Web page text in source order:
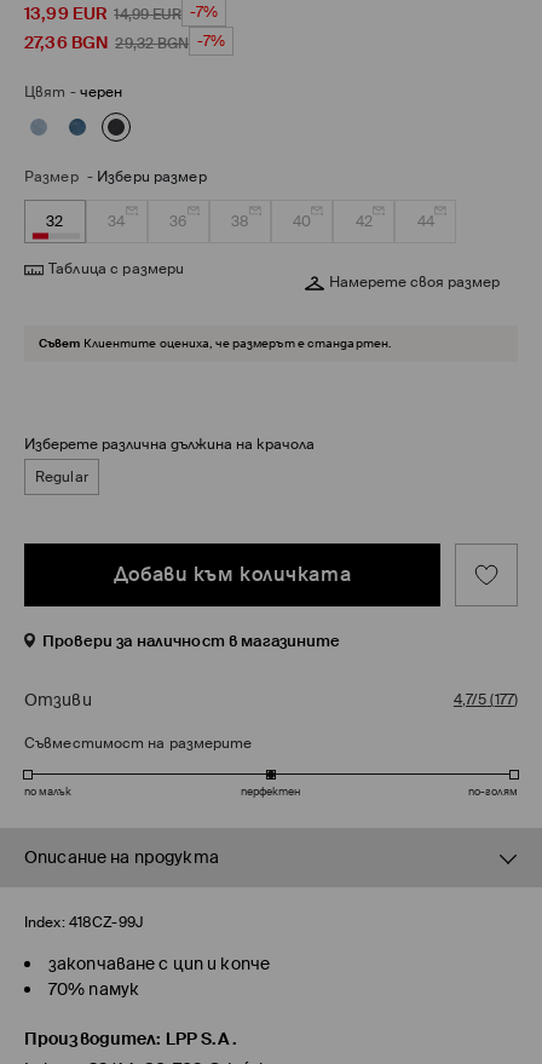
13,99 EUR 14,99EUR -7%
27,36 BGN 29,32BGN -7%
Цвят -черен
Размер - Избери размер
32 34 36 38 40 42 44
Таблица с размери
Намерете своя размер
Съвет Клиентите оцениха, че размерът е стандартен.
Изберете различна дължина на крачола
Regular
Добави към количката
Провери за наличност в магазините
Отзиви 4,7/5(177)
Съвместимост на размерите
по малък перфектен по-голям
Описание на продукта
Index: 418CZ-99J
закопчаване с цип и копче
70% памук
Производител: LPP S.A.